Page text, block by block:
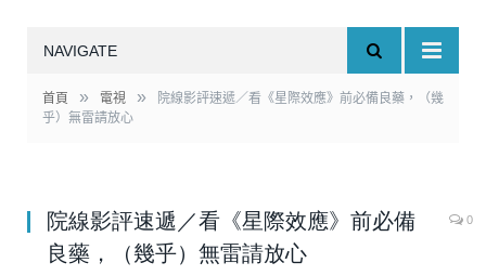
NAVIGATE
首頁 » 電視 »
院線影評速遞／看《星際效應》前必備良藥，（幾
乎）無雷請放心
院線影評速遞／看《星際效應》前必備
良藥，（幾乎）無雷請放心
0